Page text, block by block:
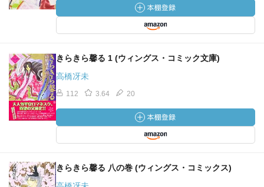
きらきら馨る 1 (ウィングス・コミック文庫)
高橋冴未
112 3.64 20
きらきら馨る 八の巻 (ウィングス・コミックス)